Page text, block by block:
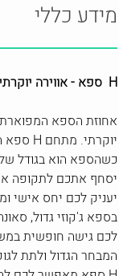
מידע כללי
H ספא - אווירה יוקרתית
יסחף אתכם לתקופה
יעניק לכם יחס אישי
בספא ג'קוזי גדול,
לכם גישה חופשית
המבחר הגדול ולתת